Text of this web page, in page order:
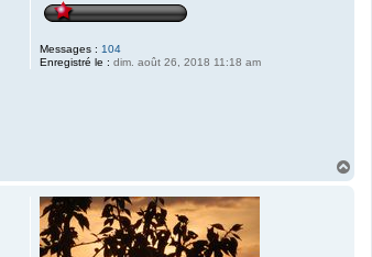
Messages : 104
Enregistré le : dim. août 26, 2018 11:18 am